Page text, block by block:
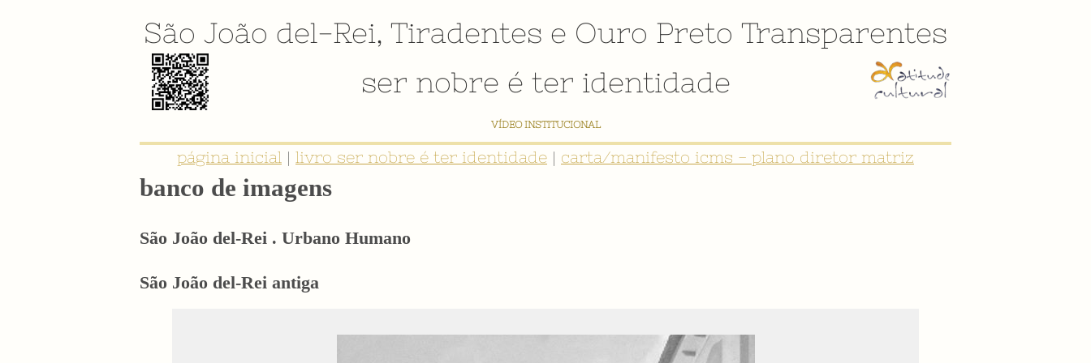
São João del-Rei, Tiradentes e Ouro Preto Transparentes
ser nobre é ter identidade
E-BOOK: "SER NOBRE É TER IDENTIDADE: INVENTÁRIO DIGITAL PARTICIPATIVO SOBRE O PATRIMÔNIO SOCIOCULTURAL DE SÃO JOÃO DEL-REI"
página inicial | livro ser nobre é ter identidade | carta/manifesto icms - plano diretor matriz
banco de imagens
São João del-Rei . Urbano Humano
São João del-Rei antiga